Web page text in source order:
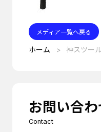
メディア一覧へ戻る
ホーム 神スツー
お問い合
Contact